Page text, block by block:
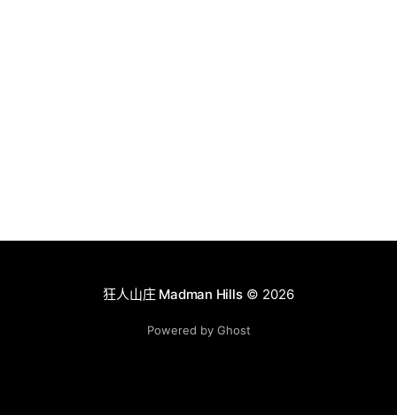
狂人山庄 Madman Hills© 2026
Powered by Ghost